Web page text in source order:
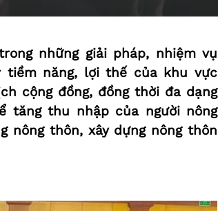
những giải pháp, nhiệm vụ
tiềm năng, lợi thế của khu vực
cộng đồng, đồng thời đa dạng
tăng thu nhập của người nông
thôn, xây dựng nông thôn